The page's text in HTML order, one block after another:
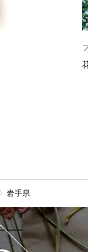
岩手県